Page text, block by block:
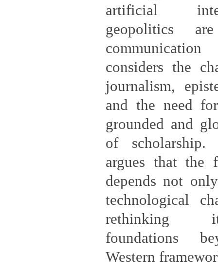
artificial
geopolitics
considers the
journalism,
and the need
grounded and
of scholarship.
argues that the
depends not
technological
rethinking
foundations
Western